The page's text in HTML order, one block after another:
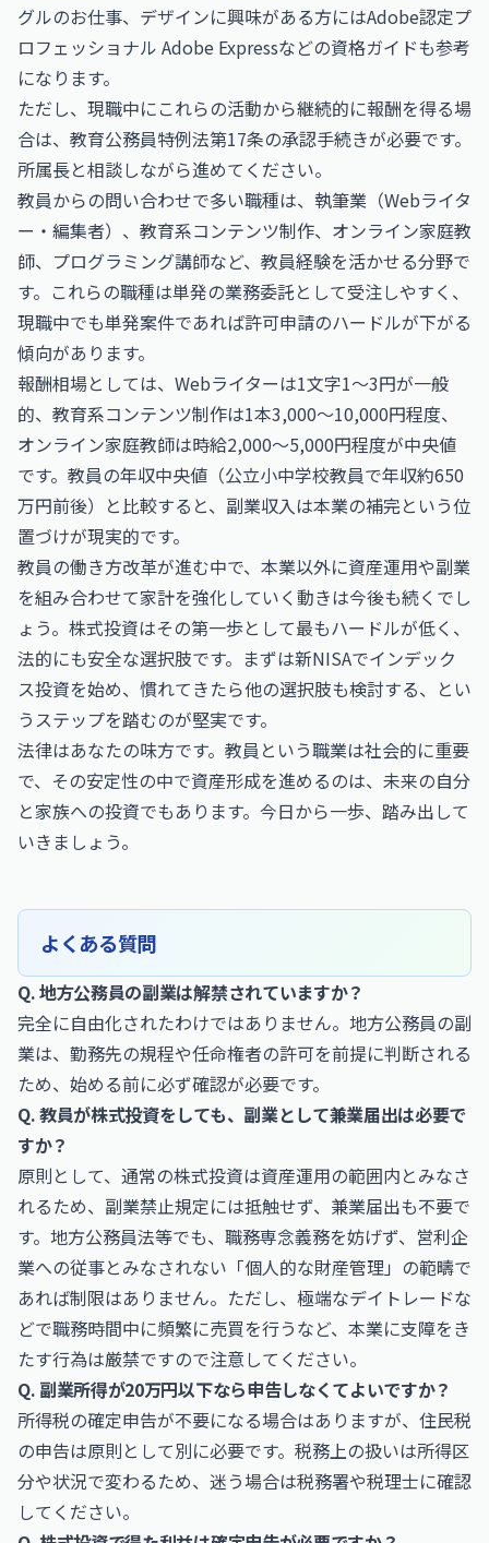
グルのお仕事、デザインに興味がある方にはAdobe認定プ
ロフェッショナル Adobe Expressなどの資格ガイドも参考
になります。
ただし、現職中にこれらの活動から継続的に報酬を得る場
合は、教育公務員特例法第17条の承認手続きが必要です。
所属長と相談しながら進めてください。
教員からの問い合わせで多い職種は、執筆業（Webライタ
ー・編集者）、教育系コンテンツ制作、オンライン家庭教
師、プログラミング講師など、教員経験を活かせる分野で
す。これらの職種は単発の業務委託として受注しやすく、
現職中でも単発案件であれば許可申請のハードルが下がる
傾向があります。
報酬相場としては、Webライターは1文字1〜3円が一般
的、教育系コンテンツ制作は1本3,000〜10,000円程度、
オンライン家庭教師は時給2,000〜5,000円程度が中央値
です。教員の年収中央値（公立小中学校教員で年収約650
万円前後）と比較すると、副業収入は本業の補完という位
置づけが現実的です。
教員の働き方改革が進む中で、本業以外に資産運用や副業
を組み合わせて家計を強化していく動きは今後も続くでし
ょう。株式投資はその第一歩として最もハードルが低く、
法的にも安全な選択肢です。まずは新NISAでインデック
ス投資を始め、慣れてきたら他の選択肢も検討する、とい
うステップを踏むのが堅実です。
法律はあなたの味方です。教員という職業は社会的に重要
で、その安定性の中で資産形成を進めるのは、未来の自分
と家族への投資でもあります。今日から一歩、踏み出して
いきましょう。
よくある質問
Q. 地方公務員の副業は解禁されていますか？
完全に自由化されたわけではありません。地方公務員の副
業は、勤務先の規程や任命権者の許可を前提に判断される
ため、始める前に必ず確認が必要です。
Q. 教員が株式投資をしても、副業として兼業届出は必要で
すか？
原則として、通常の株式投資は資産運用の範囲内とみなさ
れるため、副業禁止規定には抵触せず、兼業届出も不要で
す。地方公務員法等でも、職務専念義務を妨げず、営利企
業への従事とみなされない「個人的な財産管理」の範疇で
あれば制限はありません。ただし、極端なデイトレードな
どで職務時間中に頻繁に売買を行うなど、本業に支障をき
たす行為は厳禁ですので注意してください。
Q. 副業所得が20万円以下なら申告しなくてよいですか？
所得税の確定申告が不要になる場合はありますが、住民税
の申告は原則として別に必要です。税務上の扱いは所得区
分や状況で変わるため、迷う場合は税務署や税理士に確認
してください。